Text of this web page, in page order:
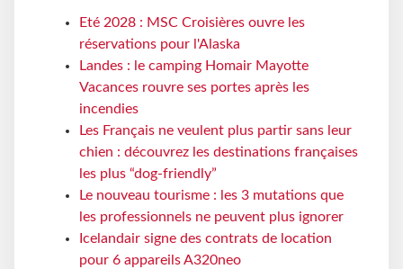
Eté 2028 : MSC Croisières ouvre les
réservations pour l'Alaska
Landes : le camping Homair Mayotte
Vacances rouvre ses portes après les
incendies
Les Français ne veulent plus partir sans leur
chien : découvrez les destinations françaises
les plus “dog-friendly”
Le nouveau tourisme : les 3 mutations que
les professionnels ne peuvent plus ignorer
Icelandair signe des contrats de location
pour 6 appareils A320neo